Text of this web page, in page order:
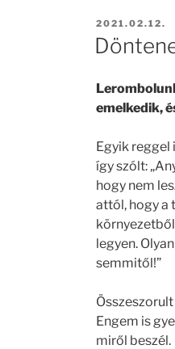
POSTED
ON
2021.02.12.
emelkedik,
Egyik reggel
így szólt:
hogy nem
attól, hogy a
legyen.
semmitől!”
Engem is
miről beszél.